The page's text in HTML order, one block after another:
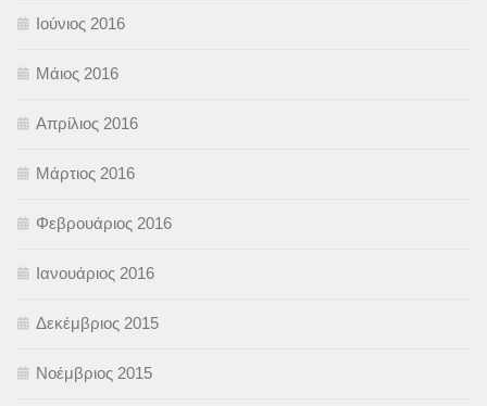
Ιούνιος 2016
Μάιος 2016
Απρίλιος 2016
Μάρτιος 2016
Φεβρουάριος 2016
Ιανουάριος 2016
Δεκέμβριος 2015
Νοέμβριος 2015